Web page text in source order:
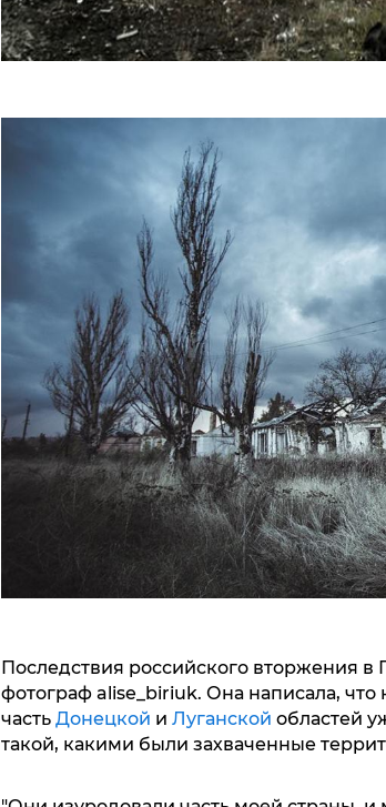
Последствия российского вторжения в
фотограф alise_biriuk. Она написала,
часть Донецкой и Луганской областей
такой, какими были захваченные